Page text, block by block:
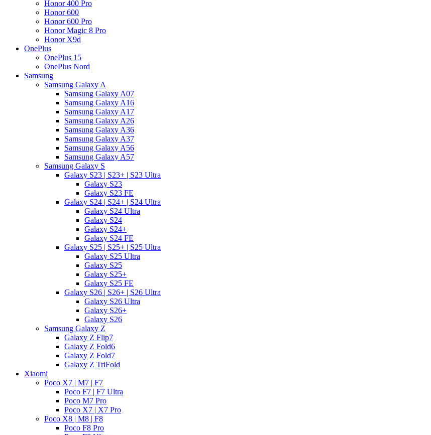
Honor 400 Pro
Honor 600
Honor 600 Pro
Honor Magic 8 Pro
Honor X9d
OnePlus
OnePlus 15
OnePlus Nord
Samsung
Samsung Galaxy A
Samsung Galaxy A07
Samsung Galaxy A16
Samsung Galaxy A17
Samsung Galaxy A26
Samsung Galaxy A36
Samsung Galaxy A37
Samsung Galaxy A56
Samsung Galaxy A57
Samsung Galaxy S
Galaxy S23 | S23+ | S23 Ultra
Galaxy S23
Galaxy S23 FE
Galaxy S24 | S24+ | S24 Ultra
Galaxy S24 Ultra
Galaxy S24
Galaxy S24+
Galaxy S24 FE
Galaxy S25 | S25+ | S25 Ultra
Galaxy S25 Ultra
Galaxy S25
Galaxy S25+
Galaxy S25 FE
Galaxy S26 | S26+ | S26 Ultra
Galaxy S26 Ultra
Galaxy S26+
Galaxy S26
Samsung Galaxy Z
Galaxy Z Flip7
Galaxy Z Fold6
Galaxy Z Fold7
Galaxy Z TriFold
Xiaomi
Poco X7 | M7 | F7
Poco F7 | F7 Ultra
Poco M7 Pro
Poco X7 | X7 Pro
Poco X8 | M8 | F8
Poco F8 Pro